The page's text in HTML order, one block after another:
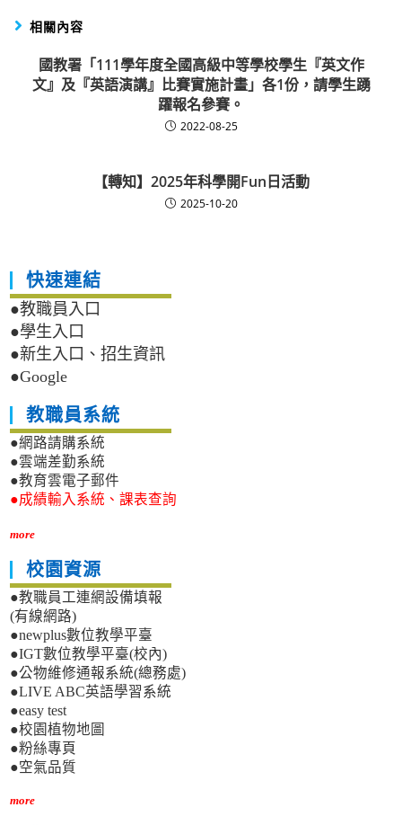
相關內容
國教署「111學年度全國高級中等學校學生『英文作
文』及『英語演講』比賽實施計畫」各1份，請學生踴
躍報名參賽。
2022-08-25
【轉知】2025年科學開Fun日活動
2025-10-20
快速連結
●教職員入口
●學生入口
●新生入口、招生資訊
●Google
教職員系統
●網路請購系統
●雲端差勤系統
●教育雲電子郵件
●成績輸入系統、課表查詢
more
校園資源
●教職員工連網設備填報
(有線網路)
●newplus數位教學平臺
●IGT數位教學平臺(校內)
●公物維修通報系統(總務處)
●LIVE ABC英語學習系統
●easy test
●校園植物地圖
●粉絲專頁
●空氣品質
more